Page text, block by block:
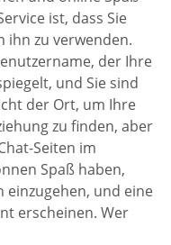
ist, dass Sie
ihn zu verwenden.
der Ihre
und Sie sind
der Ort, um Ihre
zu finden, aber
Seiten im
Spaß haben,
und eine
erscheinen. Wer